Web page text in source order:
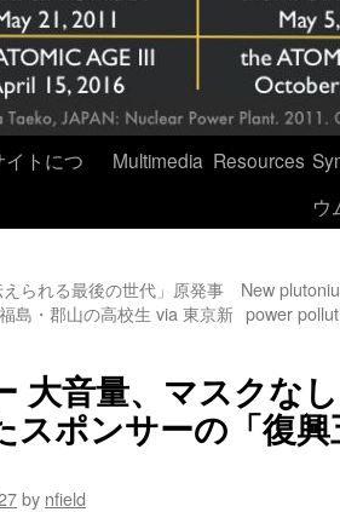
イトにつ
Multimedia Resources
ウ
えられる最後の世代」原発事
島・郡山の高校生 via 東京新
New
power
大音量、マスクな
スポンサーの「復
by nfield